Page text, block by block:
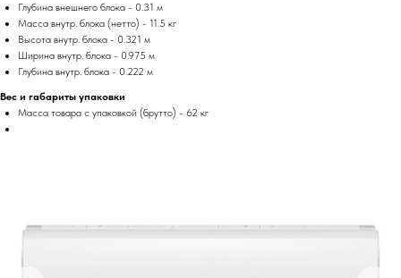
Глубина внешнего блока - 0.31 м
Масса внутр. блока (нетто) - 11.5 кг
Высота внутр. блока - 0.321 м
Ширина внутр. блока - 0.975 м
Глубина внутр. блока - 0.222 м
Вес и габариты упаковки
Масса товара с упаковкой (брутто) - 62 кг